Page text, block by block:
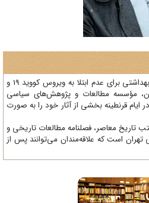
با توجه به نیاز به تداوم مراقبت‌های بهداشتی برای عدم ابتلا به ویروس کووید 19 و
مؤسسه مطالعات و پژوهش‌های سیاسی
قرنطینه بخشی از آثار خود را به صورت
معاصر، فصلنامه‌ مطالعات تاریخی و
است که علاقه‌مندان می‌توانند پس از